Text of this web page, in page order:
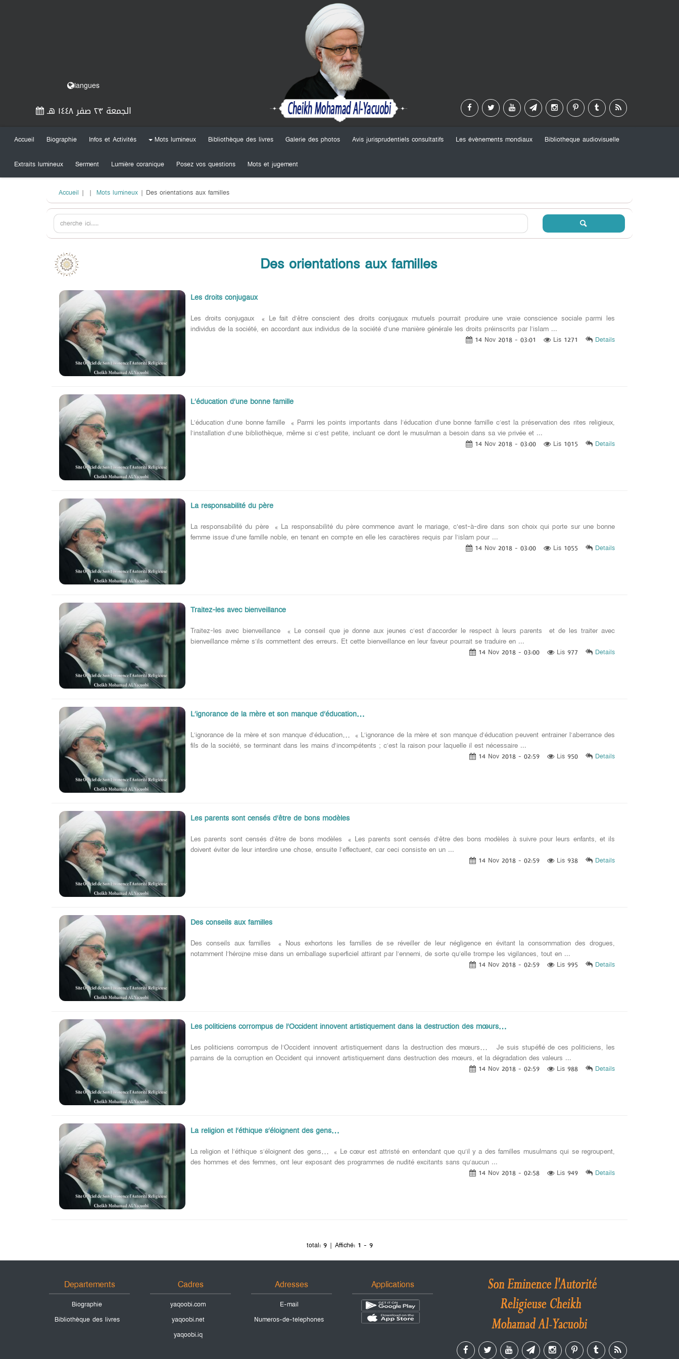
langues
الجمعة ٢٣ صفر ١٤٤٨ هـ
Accueil Biographie Infos et Activités Mots lumineux Bibliothèque des livres Galerie des photos Avis jurisprudentiels consultatifs Les évènements mondiaux
Bibliotheque audiovisuelle
Extraits lumineux
Serment Lumière coranique Posez vos questions Mots et jugement
Accueil | | Mots lumineux | Des orientations aux familles
Des orientations aux familles
Les droits conjugaux
Les droits conjugaux « Le fait d’être conscient des droits conjugaux mutuels pourrait produire une vraie conscience sociale parmi les
individus de la société, en accordant aux individus de la société d’une manière générale les droits préinscrits par l’islam ...
14 Nov 2018 - 03:01 Lis 1271 Details
L’éducation d’une bonne famille
L’éducation d’une bonne famille « Parmi les points importants dans l’éducation d’une bonne famille c’est la préservation des rites religieux,
l’installation d’une bibliothèque, même si c’est petite, incluant ce dont le musulman a besoin dans sa vie privée et ...
14 Nov 2018 - 03:00 Lis 1015 Details
La responsabilité du père
La responsabilité du père « La responsabilité du père commence avant le mariage, c'est-à-dire dans son choix qui porte sur une bonne
femme issue d’une famille noble, en tenant en compte en elle les caractères requis par l’islam pour ...
14 Nov 2018 - 03:00 Lis 1055 Details
Traitez-les avec bienveillance
Traitez-les avec bienveillance « Le conseil que je donne aux jeunes c’est d’accorder le respect à leurs parents et de les traiter avec
bienveillance même s’ils commettent des erreurs. Et cette bienveillance en leur faveur pourrait se traduire en ...
14 Nov 2018 - 03:00 Lis 977 Details
L’ignorance de la mère et son manque d’éducation…
L’ignorance de la mère et son manque d’éducation… « L’ignorance de la mère et son manque d’éducation peuvent entrainer l’aberrance des
fils de la société, se terminant dans les mains d’incompétents ; c’est la raison pour laquelle il est nécessaire ...
14 Nov 2018 - 02:59 Lis 950 Details
Les parents sont censés d’être de bons modèles
Les parents sont censés d’être de bons modèles « Les parents sont censés d’être des bons modèles à suivre pour leurs enfants, et ils
doivent éviter de leur interdire une chose, ensuite l’effectuent, car ceci consiste en un ...
14 Nov 2018 - 02:59 Lis 938 Details
Des conseils aux familles
Des conseils aux familles « Nous exhortons les familles de se réveiller de leur négligence en évitant la consommation des drogues,
notamment l’héroïne mise dans un emballage superficiel attirant par l’ennemi, de sorte qu’elle trompe les vigilances, tout en ...
14 Nov 2018 - 02:59 Lis 995 Details
Les politiciens corrompus de l’Occident innovent artistiquement dans la destruction des mœurs…
Les politiciens corrompus de l’Occident innovent artistiquement dans la destruction des mœurs… Je suis stupéfié de ces politiciens, les
parrains de la corruption en Occident qui innovent artistiquement dans destruction des mœurs, et la dégradation des valeurs ...
14 Nov 2018 - 02:59 Lis 988 Details
La religion et l’éthique s’éloignent des gens…
La religion et l’éthique s’éloignent des gens… « Le cœur est attristé en entendant que qu’il y a des familles musulmans qui se regroupent,
des hommes et des femmes, ont leur exposant des programmes de nudité excitants sans qu’aucun ...
14 Nov 2018 - 02:58 Lis 949 Details
total:9 | Affiché: 1 - 9
Departements
Biographie
Bibliothèque des livres
Cadres
yaqoobi.com
yaqoobi.net
yaqoobi.iq
Adresses
E-mail
Numeros-de-telephones
Applications